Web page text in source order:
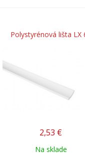
Polystyrénová lišta LX
2,53 €
Na sklade